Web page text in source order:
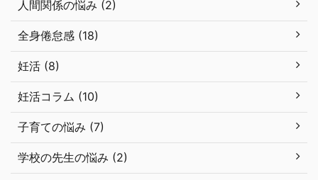
人間関係の悩み (2)
全身倦怠感 (18)
妊活 (8)
妊活コラム (10)
子育ての悩み (7)
学校の先生の悩み (2)